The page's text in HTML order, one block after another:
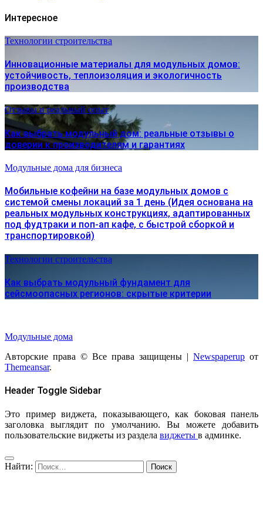
Интересное
Технологии строительства
Инновационные материалы для модульных домов:
устойчивость, теплоизоляция и экологичность
производства
Отзывы и реальный опыт
Как выбрать модульный дом: реальные отзывы о
доверии к производителям и гарантиях
Модульные дома для бизнеса
Мобильные кофейни на базе модульных домов с
системой смены локаций за 1 день (Идея основана на
реальных модульных конструкциях, адаптированных
под фудтраки и поп-ап кафе, с быстрой сборкой и
транспортировкой)
Технологии строительства
Как выбрать модульный фундамент для
сейсмоопасных регионов: скрытые критерии
Модульные дома
Авторские права © Все права защищены | Newspaperup от
Themeansar.
Header Toggle Sidebar
Это пример виджета, показывающего, как боковая панель
заголовка выглядит по умолчанию. Вы можете добавить
пользовательские виджеты из раздела виджеты в админке.
Найти: